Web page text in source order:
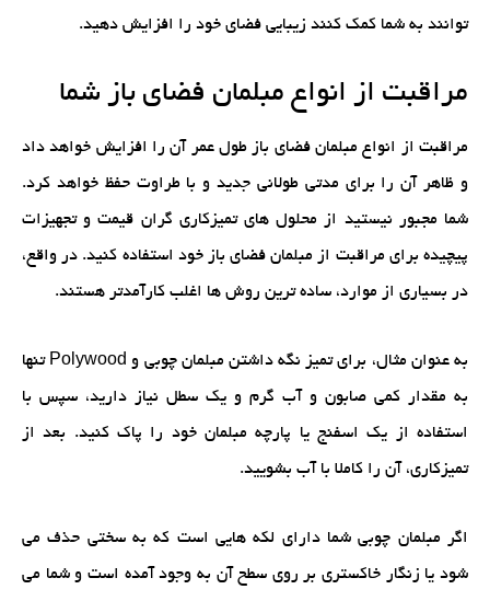
توانند به شما کمک کنند زیبایی فضای خود را افزایش دهید.
مراقبت از انواع مبلمان فضای باز شما
مراقبت از انواع مبلمان فضای باز طول عمر آن را افزایش خواهد داد
و ظاهر آن را برای مدتی طولانی جدید و با طراوت حفظ خواهد کرد.
شما مجبور نیستید از محلول های تمیزکاری گران قیمت و تجهیزات
پیچیده برای مراقبت از مبلمان فضای باز خود استفاده کنید. در واقع،
در بسیاری از موارد، ساده ترین روش ها اغلب کارآمدتر هستند.
به عنوان مثال، برای تمیز نگه داشتن مبلمان چوبی و Polywood تنها
به مقدار کمی صابون و آب گرم و یک سطل نیاز دارید، سپس با
استفاده از یک اسفنج یا پارچه مبلمان خود را پاک کنید. بعد از
تمیزکاری، آن را کاملا با آب بشویید.
اگر مبلمان چوبی شما دارای لکه هایی است که به سختی حذف می
شود یا زنگار خاکستری بر روی سطح آن به وجود آمده است و شما می